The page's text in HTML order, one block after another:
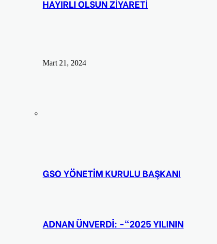
HAYIRLI OLSUN ZİYARETİ
Mart 21, 2024
GSO YÖNETİM KURULU BAŞKANI
ADNAN ÜNVERDİ: -“2025 YILININ